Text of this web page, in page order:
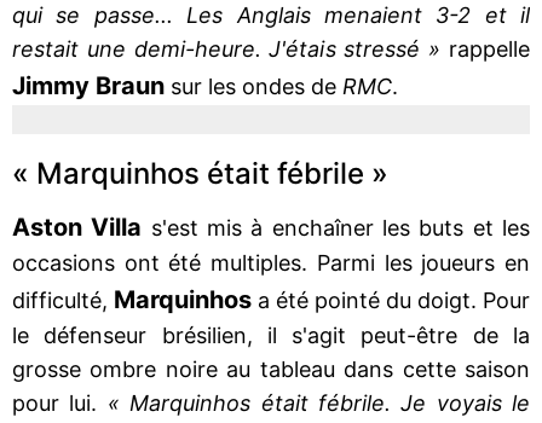
qui se passe... Les Anglais menaient 3-2 et il
restait une demi-heure. J'étais stressé » rappelle
Jimmy Braun sur les ondes de RMC.
« Marquinhos était fébrile »
Aston Villa s'est mis à enchaîner les buts et les
occasions ont été multiples. Parmi les joueurs en
difficulté, Marquinhos a été pointé du doigt. Pour
le défenseur brésilien, il s'agit peut-être de la
grosse ombre noire au tableau dans cette saison
pour lui. « Marquinhos était fébrile. Je voyais le